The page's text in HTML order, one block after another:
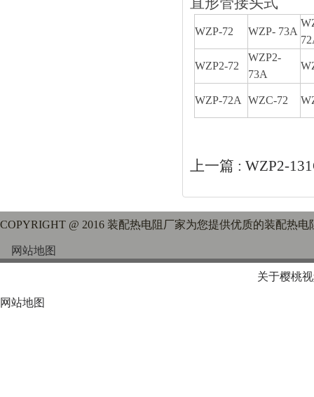
WZP-72 WZP- 73A
WZP2-72
WZP2-
73A
WZP-72A WZC-72
上一篇 : WZP2-
COPYRIGHT @ 2016 装配热电阻厂家为您提供优质的装配热电阻
网站地图
关于樱桃
网站地图